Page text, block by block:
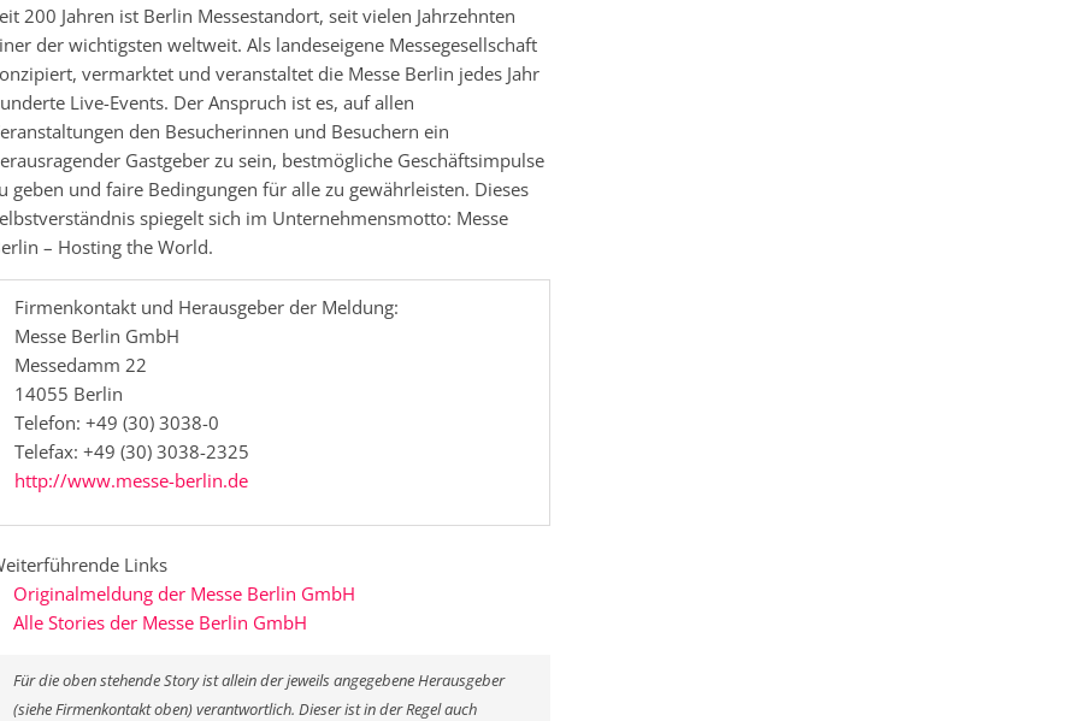
200 Jahren ist Berlin Messestandort, seit vielen Jahrzehnten
der wichtigsten weltweit. Als landeseigene Messegesellschaft
vermarktet und veranstaltet die Messe Berlin jedes Jahr
Live-Events. Der Anspruch ist es, auf allen
den Besucherinnen und Besuchern ein
Gastgeber zu sein, bestmögliche Geschäftsimpulse
geben und faire Bedingungen für alle zu gewährleisten. Dieses
spiegelt sich im Unternehmensmotto: Messe
– Hosting the World.
Firmenkontakt und Herausgeber der Meldung:
Messe Berlin GmbH
Messedamm 22
14055 Berlin
Telefon: +49 (30) 3038-0
Telefax: +49 (30) 3038-2325
http://www.messe-berlin.de
Links
Originalmeldung der Messe Berlin GmbH
Alle Stories der Messe Berlin GmbH
Für die oben stehende Story ist allein der jeweils angegebene Herausgeber
(siehe Firmenkontakt oben) verantwortlich. Dieser ist in der Regel auch